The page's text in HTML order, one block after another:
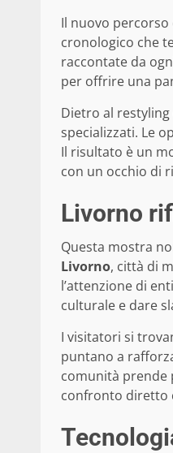
Il nuovo
cronologico che
raccontate da
per offrire una
Dietro al
specializzati. Le
Il risultato è un
con un occhio di
Livorno
Questa mostra
Livorno, città di
l’attenzione di
culturale e dare
I visitatori si
puntano a
comunità prende
confronto diretto